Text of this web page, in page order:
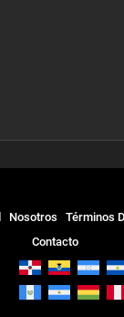
Nosotros
Términos
Contacto